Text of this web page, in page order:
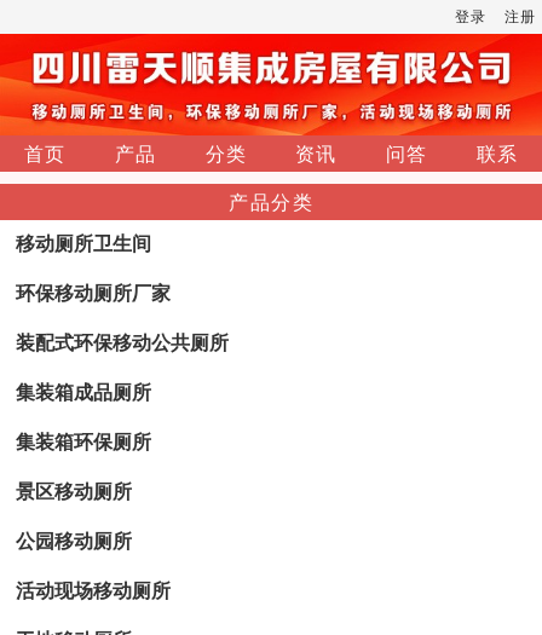
登录 注册
首页 产品 分类 资讯 问答
联系
产品分类
移动厕所卫生间
环保移动厕所厂家
装配式环保移动公共厕所
集装箱成品厕所
集装箱环保厕所
景区移动厕所
公园移动厕所
活动现场移动厕所